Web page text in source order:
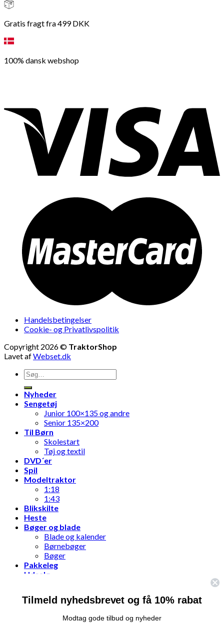
Gratis fragt fra 499 DKK
100% dansk webshop
Handelsbetingelser
Cookie- og Privatlivspolitik
Copyright 2026 © TraktorShop
Lavet afWebset.dk
Søg
efter:
Nyheder
Sengetøj
Junior 100×135 og andre
Senior 135×200
Til Børn
Skolestart
Tøj og textil
DVD´er
Spil
Modeltraktor
1:18
1:43
Blikskilte
Heste
Bøger og blade
Blade og kalender
Børnebøger
Bøger
Pakkeleg
Udsalg
Log ind
Brugernavn eller e-mailadresse*
Tilmeld nyhedsbrevet og få 10% rabat
Modtag gode tilbud og nyheder